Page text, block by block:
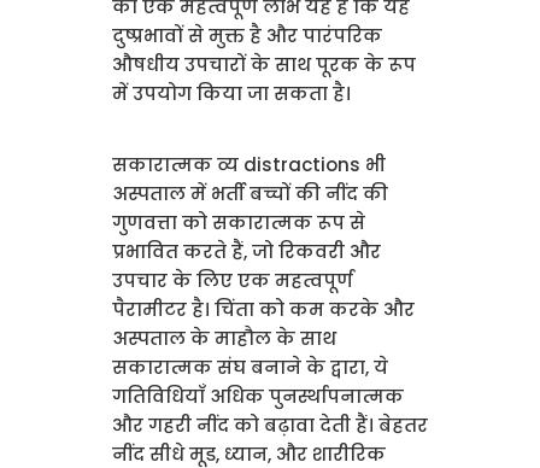
का एक महत्वपूर्ण लाभ यह है कि यह
दुष्प्रभावों से मुक्त है और पारंपरिक
औषधीय उपचारों के साथ पूरक के रूप
में उपयोग किया जा सकता है।
सकारात्मक व्य distractions भी
अस्पताल में भर्ती बच्चों की नींद की
गुणवत्ता को सकारात्मक रूप से
प्रभावित करते हैं, जो रिकवरी और
उपचार के लिए एक महत्वपूर्ण
पैरामीटर है। चिंता को कम करके और
अस्पताल के माहौल के साथ
सकारात्मक संघ बनाने के द्वारा, ये
गतिविधियाँ अधिक पुनर्स्थापनात्मक
और गहरी नींद को बढ़ावा देती हैं। बेहतर
नींद सीधे मूड, ध्यान, और शारीरिक